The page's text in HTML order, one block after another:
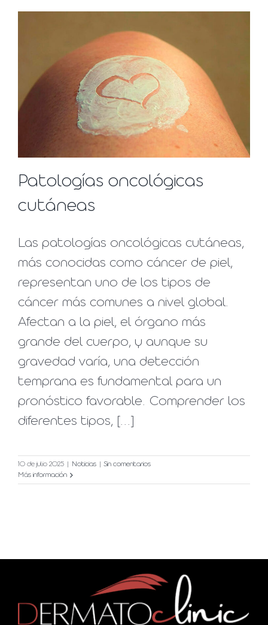
Patologías oncológicas
cutáneas
Las patologías oncológicas cutáneas,
más conocidas como cáncer de piel,
representan uno de los tipos de
cáncer más comunes a nivel global.
Afectan a la piel, el órgano más
grande del cuerpo, y aunque su
gravedad varía, una detección
temprana es fundamental para un
pronóstico favorable. Comprender los
diferentes tipos, [...]
10 de julio 2025 Noticias
Sin comentarios
Más información